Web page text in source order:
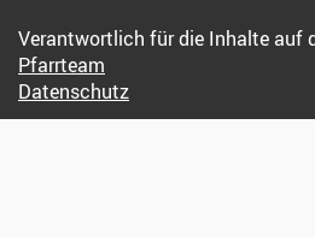
Verantwortlich für die Inhalte auf
Pfarrteam
Datenschutz